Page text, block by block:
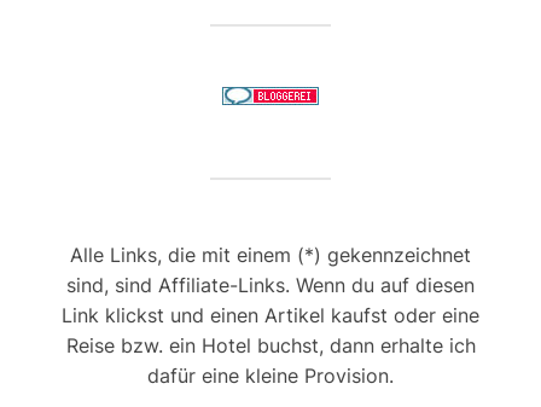
Alle Links, die mit einem (*) gekennzeichnet
sind, sind Affiliate-Links. Wenn du auf diesen
Link klickst und einen Artikel kaufst oder eine
Reise bzw. ein Hotel buchst, dann erhalte ich
dafür eine kleine Provision.